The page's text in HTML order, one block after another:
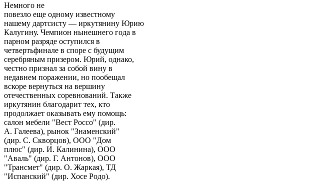
Немного не
повезло еще одному известному
нашему дартсисту — иркутянину Юрию
Калугину. Чемпион нынешнего года в
парном разряде оступился в
четвертьфинале в споре с будущим
серебряным призером. Юрий, однако,
честно признал за собой вину в
недавнем поражении, но пообещал
вскоре вернуться на вершину
отечественных соревнований. Также
иркутянин благодарит тех, кто
продолжает оказывать ему помощь:
салон мебели "Вест Россо" (дир.
А. Галеева), рынок "Знаменский"
(дир. С. Скворцов), ООО "Дом
плюс" (дир. И. Калинина), ООО
"Аваль" (дир. Г. Антонов), ООО
"Трансмет" (дир. О. Жаркая), ТД
"Испанский" (дир. Хосе Родо).